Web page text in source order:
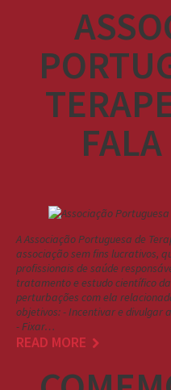
A Associação Portuguesa de
associação sem fins lucrativos,
profissionais de saúde
tratamento e estudo científico
perturbações com ela
objetivos: - Incentivar e divulgar
- Fixar…
READ MORE